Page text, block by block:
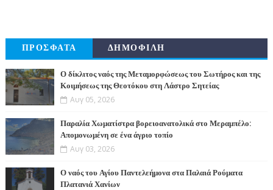
ΠΡΟΣΦΑΤΑ ΔΗΜΟΦΙΛΗ
Ο δίκλιτος ναός της Μεταμορφώσεως του Σωτήρος και της
Κοιμήσεως της Θεοτόκου στη Λάστρο Σητείας
Αυγ 05, 2026
Παραλία Χωματίστρα βορειοανατολικά στο Μεραμπέλο:
Απομονωμένη σε ένα άγριο τοπίο
Αυγ 03, 2026
Ο ναός του Αγίου Παντελεήμονα στα Παλαιά Ρούματα
Πλατανιά Χανίων